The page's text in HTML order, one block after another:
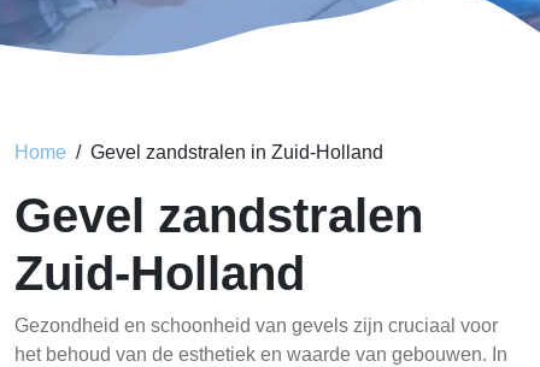
Home Gevel zandstralen in Zuid-Holland
Gevel zandstralen
Zuid-Holland
Gezondheid en schoonheid van gevels zijn cruciaal voor
het behoud van de esthetiek en waarde van gebouwen. In